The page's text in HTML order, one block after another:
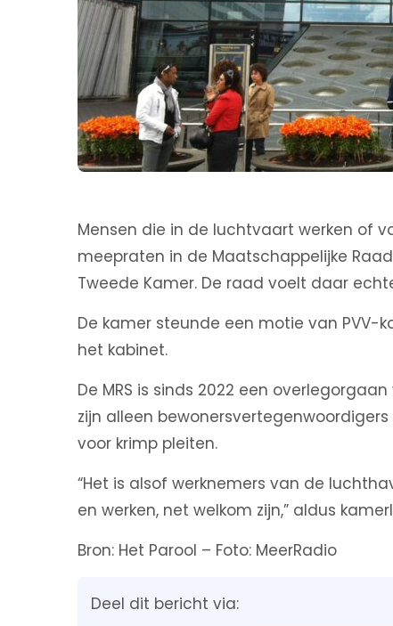
Mensen die in de luchtvaart werken of
meepraten in de Maatschappelijke
Tweede Kamer. De raad voelt daar
De kamer steunde een motie van PVV-
het kabinet.
De MRS is sinds 2022 een
zijn alleen
voor krimp pleiten.
“Het is alsof werknemers van de
en werken, net welkom zijn,” aldus
Bron: Het Parool – Foto: MeerRadio
Deel dit bericht via: